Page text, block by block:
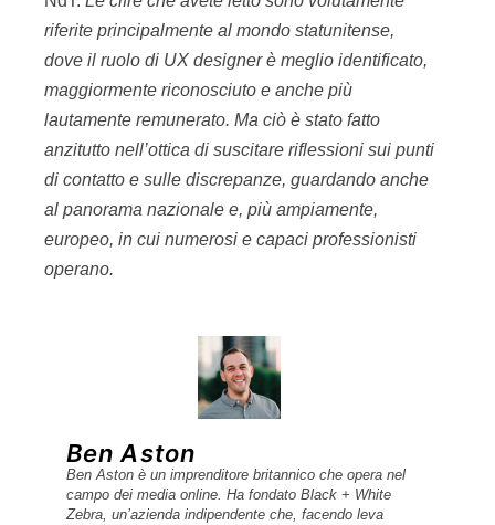
riferite principalmente al mondo statunitense,
dove il ruolo di UX designer è meglio identificato,
maggiormente riconosciuto e anche più
lautamente remunerato. Ma ciò è stato fatto
anzitutto nell’ottica di suscitare riflessioni sui punti
di contatto e sulle discrepanze, guardando anche
al panorama nazionale e, più ampiamente,
europeo, in cui numerosi e capaci professionisti
operano.
Ben Aston
Ben Aston è un imprenditore britannico che opera nel
campo dei media online. Ha fondato Black + White
Zebra, un’azienda indipendente che, facendo leva